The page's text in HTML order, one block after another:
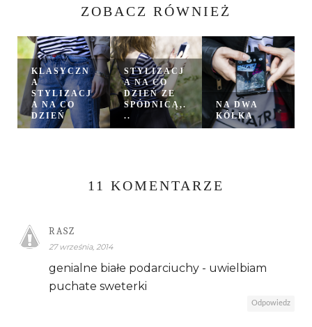
ZOBACZ RÓWNIEŻ
KLASYCZN
A
STYLIZACJ
A NA CO
DZIEŃ
STYLIZACJ
A NA CO
DZIEŃ ZE
SPÓDNICĄ,.
..
NA DWA
KÓŁKA
11 KOMENTARZE
RASZ
27 września, 2014
genialne białe podarciuchy - uwielbiam
puchate sweterki
Odpowiedz